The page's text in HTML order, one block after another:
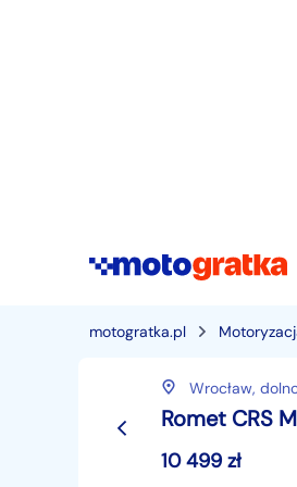
motogratka.pl
Wrocław,
Romet CRS
10 499 zł